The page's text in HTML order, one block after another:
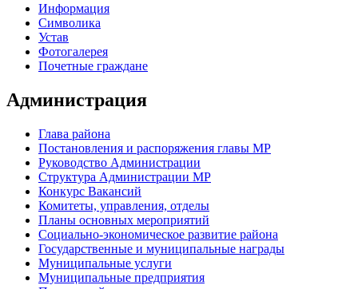
Информация
Символика
Устав
Фотогалерея
Почетные граждане
Администрация
Глава района
Постановления и распоряжения главы МР
Руководство Администрации
Структура Администрации МР
Конкурс Вакансий
Комитеты, управления, отделы
Планы основных мероприятий
Социально-экономическое развитие района
Государственные и муниципальные награды
Муниципальные услуги
Муниципальные предприятия